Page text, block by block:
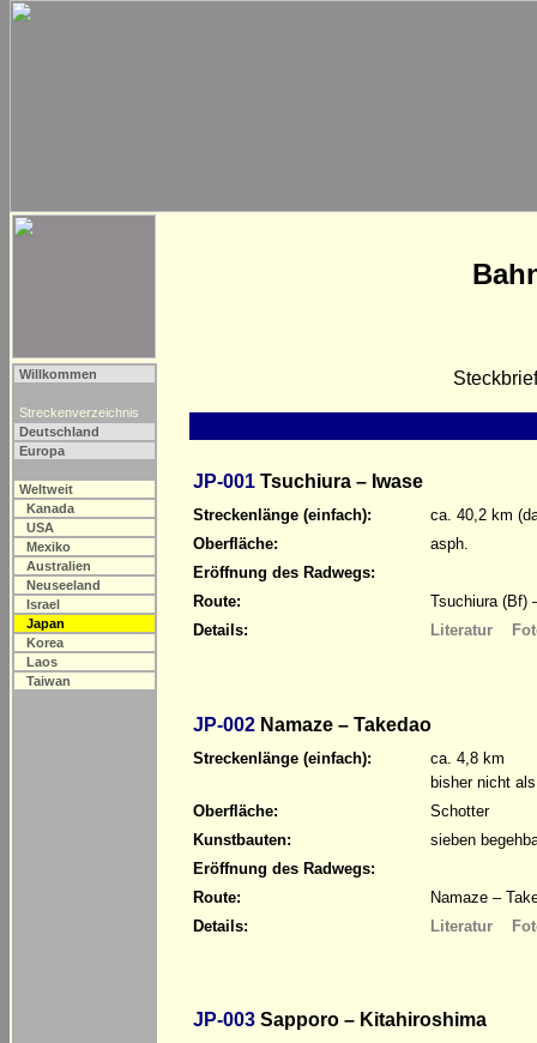
Willkommen
Streckenverzeichnis
Deutschland
Europa
Weltweit
Kanada
USA
Mexiko
Australien
Neuseeland
Israel
Japan
Korea
Laos
Taiwan
JP-001 Tsuchiura – Iwase
Streckenlänge (einfach):
ca. 40,2 km
Oberfläche:
asph.
Eröffnung des Radwegs:
Route:
Tsuchiura (Bf)
Details:
Literatur
JP-002 Namaze – Takedao
Streckenlänge (einfach):
ca. 4,8 km
bisher nicht
Oberfläche:
Schotter
Kunstbauten:
sieben
Eröffnung des Radwegs:
Route:
Namaze –
Details:
Literatur
JP-003 Sapporo – Kitahiroshima